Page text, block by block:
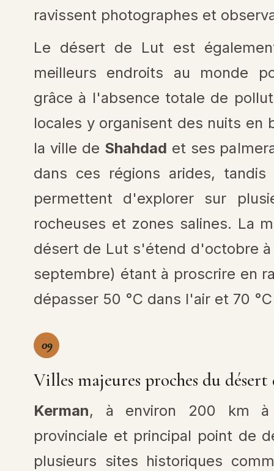
ravissent photographes et
Le désert de Lut est
meilleurs endroits au monde
grâce à l'absence totale de
locales y organisent des nuits en
la ville de Shahdad et ses
dans ces régions arides,
permettent d'explorer sur
rocheuses et zones salines. La
désert de Lut s'étend d'octobre
septembre) étant à proscrire en
dépasser 50 °C dans l'air et 70
09
Villes majeures proches du
Kerman, à environ 200 km à
provinciale et principal point de
plusieurs sites historiques